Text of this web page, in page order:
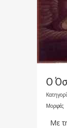
Ο
Μορφές
Με